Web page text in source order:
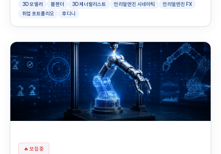
3D 모델러 블렌더 3D 제너럴리스트 언리얼엔진 시네마틱
언리얼엔진 FX
취업 포트폴리오
후디니
🔥 모집 중